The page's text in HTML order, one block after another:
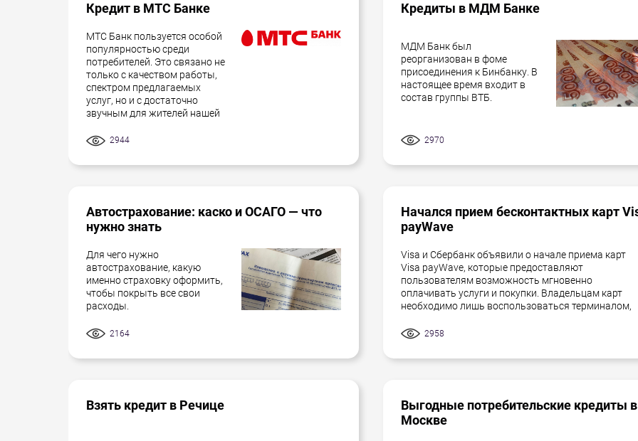
Кредит в МТС Банке
МТС Банк пользуется особой
популярностью среди
потребителей. Это связано не
только с качеством работы,
спектром предлагаемых
услуг, но и с достаточно
звучным для жителей нашей
2944
Кредиты в МДМ Банке
МДМ Банк был
реорганизован в фоме
присоединения к Бинбанку. В
настоящее время входит в
состав группы ВТБ.
2970
Автострахование: каско и ОСАГО — что
нужно знать
Для чего нужно
автострахование, какую
именно страховку оформить,
чтобы покрыть все свои
расходы.
2164
Начался прием бесконтактных карт
payWave
Visa и Сбербанк объявили о начале приема карт
Visa payWave, которые предоставляют
пользователям возможность мгновенно
оплачивать услуги и покупки. Владельцам карт
необходимо лишь воспользоваться терминалом,
2958
Взять кредит в Речице
Выгодные потребительские кредиты в
Москве